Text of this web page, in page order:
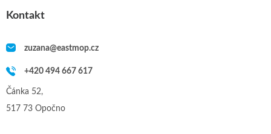
Kontakt
zuzana@eastmop.cz
+420 494 667 617
Čánka 52,
517 73 Opočno